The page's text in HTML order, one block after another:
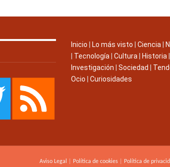
Inicio Lo más visto Ciencia
Tecnología Cultura Historia
Investigación
Sociedad
Ocio
Curiosidades
Aviso Legal Política de cookies Política de